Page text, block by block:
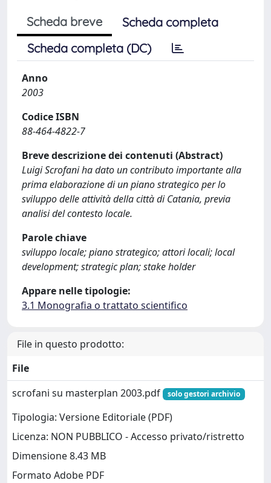
Scheda breve
Scheda completa
Scheda completa (DC)
Anno
2003
Codice ISBN
88-464-4822-7
Breve descrizione dei contenuti (Abstract)
Luigi Scrofani ha dato un contributo importante alla
prima elaborazione di un piano strategico per lo
sviluppo delle attività della città di Catania, previa
analisi del contesto locale.
Parole chiave
sviluppo locale; piano strategico; attori locali; local
development; strategic plan; stake holder
Appare nelle tipologie:
3.1 Monografia o trattato scientifico
File in questo prodotto:
File
scrofani su masterplan 2003.pdf
solo gestori archivio
Tipologia: Versione Editoriale (PDF)
Licenza: NON PUBBLICO - Accesso privato/ristretto
Dimensione 8.43 MB
Formato Adobe PDF